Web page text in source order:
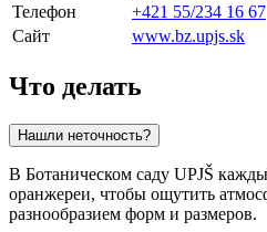
Телефон
+421 55/234 16 67
Сайт
www.bz.upjs.sk
Что делать
Нашли неточность?
В Ботаническом саду UPJŠ
оранжереи, чтобы ощутить
разнообразием форм и размеров.